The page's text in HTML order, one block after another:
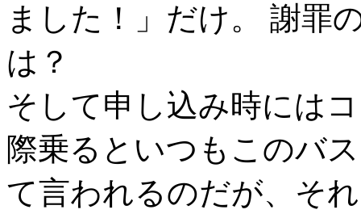
ました！」だけ。 謝罪
は？
そして申し込み時には
際乗るといつもこのバ
て言われるのだが、そ